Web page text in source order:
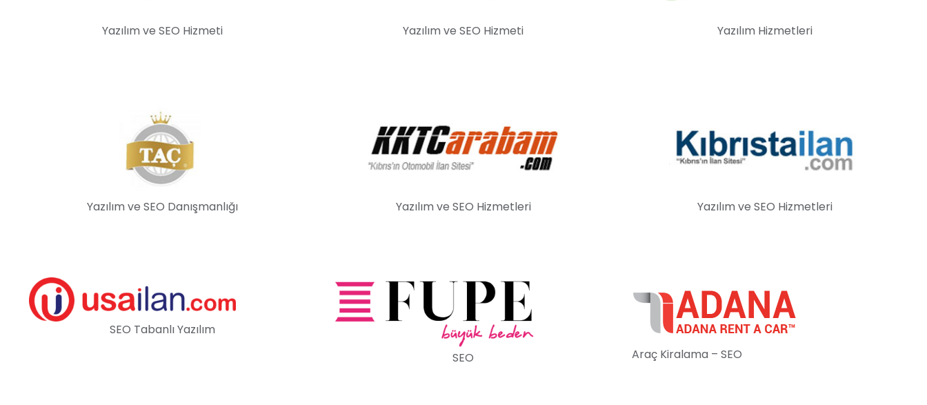
Yazılım ve SEO Hizmeti Yazılım ve SEO Hizmeti Yazılım Hizmetleri
Yazılım ve SEO Danışmanlığı Yazılım ve SEO Hizmetleri Yazılım ve SEO Hizmetleri
SEO Tabanlı Yazılım
SEO
Araç Kiralama – SEO